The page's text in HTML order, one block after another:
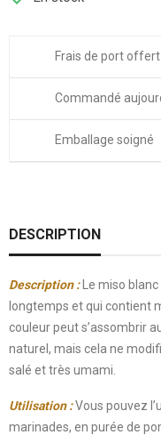
Frais de port offert
Commandé
Emballage soigné
DESCRIPTION
Description :
Le miso
longtemps et qui contient
couleur peut s’assombrir
naturel, mais cela ne
salé et très umami.
Utilisation :Vous pouvez
marinades, en purée de